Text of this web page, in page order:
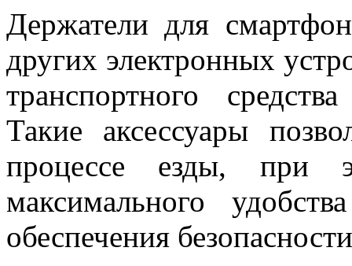
Держатели для
других электронных
транспортного
Такие аксессуары
процессе езды, при
максимального
обеспечения